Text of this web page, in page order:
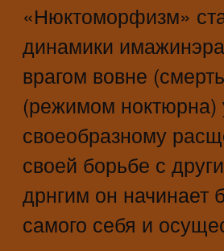
«Нюктоморфизм»
динамики
врагом вовне
(режимом ноктюрна)
своеобразному
своей борьбе с
дрнгим он начинает
самого себя и